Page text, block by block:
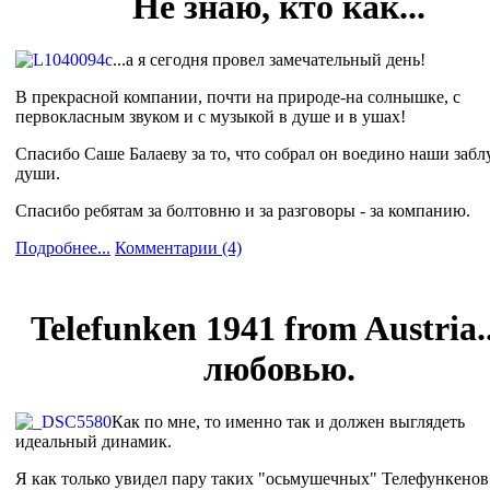
...а я сегодня провел замечательный день!
В прекрасной компании, почти на природе-на солнышке, с
первокласным звуком и с музыкой в душе и в ушах!
Спасибо Саше Балаеву за то, что собрал он воедино наши
души.
Спасибо ребятам за болтовню и за разговоры - за компанию.
Подробнее... Комментарии (4)
Telefunken 1941 from
любовью.
Как по мне, то именно так и должен выглядеть
идеальный динамик.
Я как только увидел пару таких "осьмушечных"